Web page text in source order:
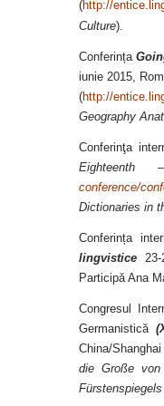
(http://
Culture).
Conferința
iunie 2015,
(http://
Geography
Conferinţa
conference/
Dictionaries in
Conferința
lingvistice
Participă Ana
Congresul
Germanistică
China/
die Große von